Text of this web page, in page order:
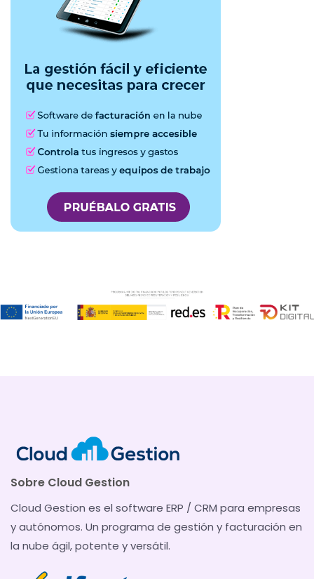
Sobre Cloud Gestion
Cloud Gestion es el software ERP / CRM para empresas
y autónomos. Un programa de gestión y facturación en
la nube ágil, potente y versátil.